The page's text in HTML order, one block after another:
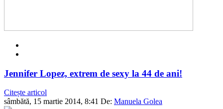
Jennifer Lopez, extrem de sexy la 44 de ani!
Citește articol
sâmbătă, 15 martie 2014, 8:41 De: Manuela Golea